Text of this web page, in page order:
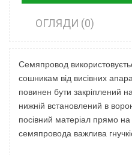
ОГЛЯДИ (0)
Семяпровод
сошникам від висівних
повинен бути закріплений
нижній встановлений в
посівний матеріал прямо
семяпровода важлива